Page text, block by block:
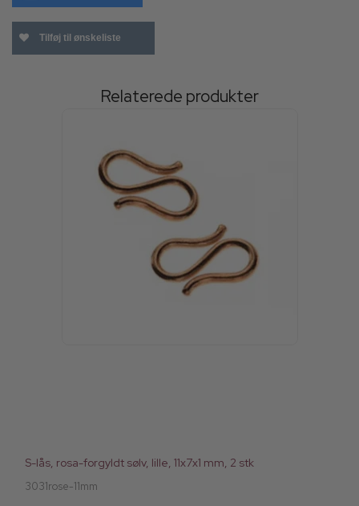
Tilføj til ønskeliste
Relaterede produkter
S-lås, rosa-forgyldt sølv, lille, 11x7x1 mm, 2 stk
3031rose-11mm